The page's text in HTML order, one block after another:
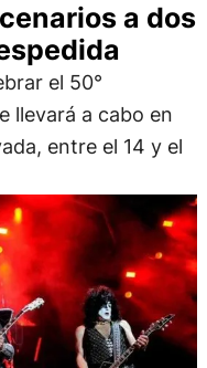
a dos
el 50°
llevará a cabo en
entre el 14 y el